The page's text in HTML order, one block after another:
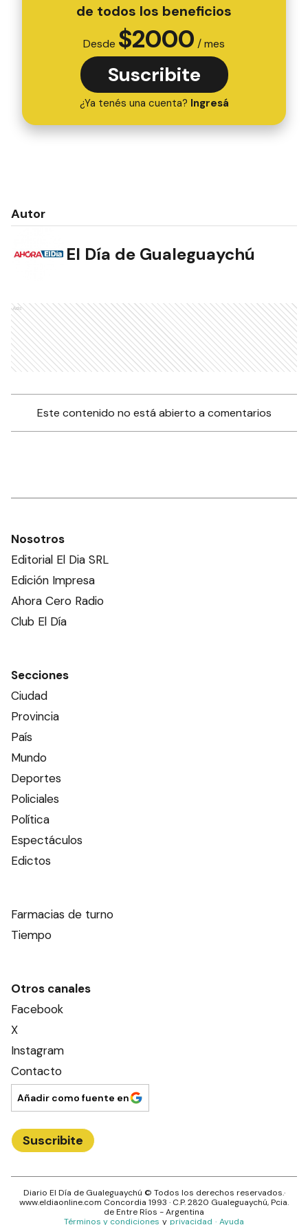
de todos los beneficios
Desde $2000 / mes
Suscribite
¿Ya tenés una cuenta? Ingresá
Autor
El Día de Gualeguaychú
Ads
Este contenido no está abierto a comentarios
Nosotros
Editorial El Dia SRL
Edición Impresa
Ahora Cero Radio
Club El Día
Secciones
Ciudad
Provincia
País
Mundo
Deportes
Policiales
Política
Espectáculos
Edictos
Farmacias de turno
Tiempo
Otros canales
Facebook
X
Instagram
Contacto
Añadir como fuente en
Suscribite
Diario El Día de Gualeguaychú © Todos los derechos reservados.·
www.eldiaonline.com Concordia 1993 · C.P.2820 Gualeguaychú, Pcia.
deEntre Ríos - Argentina
Términos y condiciones y privacidad · Ayuda